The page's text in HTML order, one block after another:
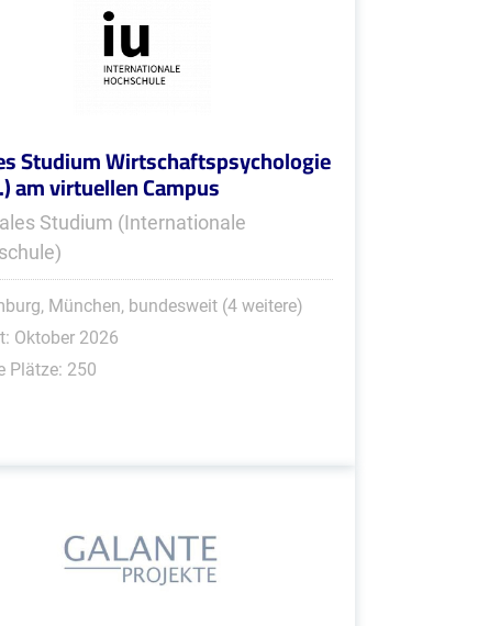
Studium Wirtschaftspsychologie
am virtuellen Campus
Studium (Internationale
München, bundesweit (4 weitere)
Oktober 2026
Plätze: 250